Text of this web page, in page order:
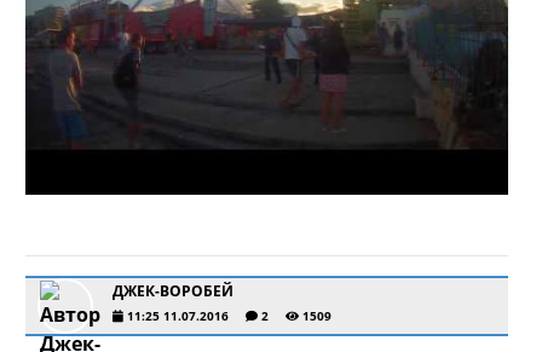
ДЖЕК-ВОРОБЕЙ
11:25 11.07.2016 2 1509